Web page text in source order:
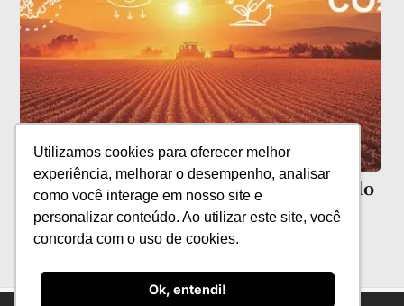
Utilizamos cookies para oferecer melhor
experiência, melhorar o desempenho, analisar
como você interage em nosso site e
personalizar conteúdo. Ao utilizar este site, você
concorda com o uso de cookies.
Ok, entendi!
HGS Bioscience aposta na saúde do solo